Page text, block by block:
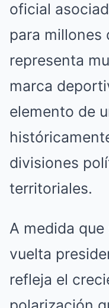
oficial
para millones
representa
marca
elemento de
divisiones
territoriales.
A medida
vuelta
refleja el